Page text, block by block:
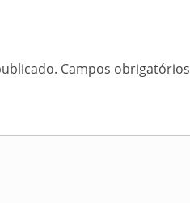
Campos